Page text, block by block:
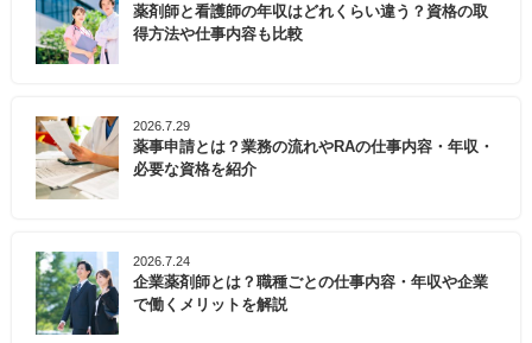
薬剤師と看護師の年収はどれくらい違う？資格の取
得方法や仕事内容も比較
2026.7.29
薬事申請とは？業務の流れやRAの仕事内容・年収・
必要な資格を紹介
2026.7.24
企業薬剤師とは？職種ごとの仕事内容・年収や企業
で働くメリットを解説